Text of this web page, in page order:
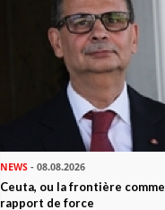
NEWS - 08.08.2026
Ceuta, ou la frontière comme
rapport de force